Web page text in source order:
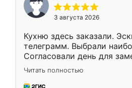
3 августа 2026
Кухню здесь заказали.
телеграмм. Выбрали
Согласовали день для
недели кухня была уже
довольны работой.
мебель за качественную
Читать полностью